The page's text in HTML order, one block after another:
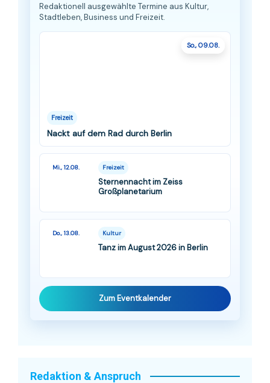
Redaktionell ausgewählte Termine aus Kultur,
Stadtleben, Business und Freizeit.
So., 09.08.
Freizeit
Nackt auf dem Rad durch Berlin
Mi., 12.08. Freizeit
Sternennacht im Zeiss
Großplanetarium
Do., 13.08. Kultur
Tanz im August 2026 in Berlin
Zum Eventkalender
Redaktion & Anspruch